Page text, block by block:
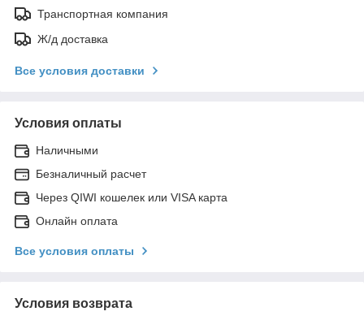
Транспортная компания
Ж/д доставка
Все условия доставки
Условия оплаты
Наличными
Безналичный расчет
Через QIWI кошелек или VISA карта
Онлайн оплата
Все условия оплаты
Условия возврата